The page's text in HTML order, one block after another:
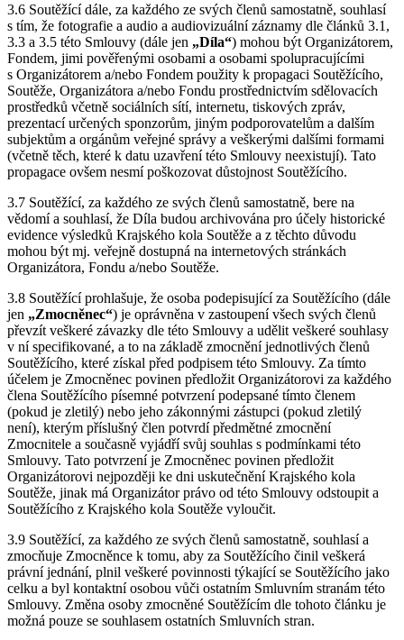
3.6 Soutěžící dále, za každého ze svých členů samostatně, souhlasí
s tím, že fotografie a audio a audiovizuální záznamy dle článků 3.1,
3.3 a 3.5 této Smlouvy (dále jen „Díla“) mohou být Organizátorem,
Fondem, jimi pověřenými osobami a osobami spolupracujícími
s Organizátorem a/nebo Fondem použity k propagaci Soutěžícího,
Soutěže, Organizátora a/nebo Fondu prostřednictvím sdělovacích
prostředků včetně sociálních sítí, internetu, tiskových zpráv,
prezentací určených sponzorům, jiným podporovatelům a dalším
subjektům a orgánům veřejné správy a veškerými dalšími formami
(včetně těch, které k datu uzavření této Smlouvy neexistují). Tato
propagace ovšem nesmí poškozovat důstojnost Soutěžícího.
3.7 Soutěžící, za každého ze svých členů samostatně, bere na
vědomí a souhlasí, že Díla budou archivována pro účely historické
evidence výsledků Krajského kola Soutěže a z těchto důvodu
mohou být mj. veřejně dostupná na internetových stránkách
Organizátora, Fondu a/nebo Soutěže.
3.8 Soutěžící prohlašuje, že osoba podepisující za Soutěžícího (dále
jen „Zmocněnec“) je oprávněna v zastoupení všech svých členů
převzít veškeré závazky dle této Smlouvy a udělit veškeré souhlasy
v ní specifikované, a to na základě zmocnění jednotlivých členů
Soutěžícího, které získal před podpisem této Smlouvy. Za tímto
účelem je Zmocněnec povinen předložit Organizátorovi za každého
člena Soutěžícího písemné potvrzení podepsané tímto členem
(pokud je zletilý) nebo jeho zákonnými zástupci (pokud zletilý
není), kterým příslušný člen potvrdí předmětné zmocnění
Zmocnitele a současně vyjádří svůj souhlas s podmínkami této
Smlouvy. Tato potvrzení je Zmocněnec povinen předložit
Organizátorovi nejpozději ke dni uskutečnění Krajského kola
Soutěže, jinak má Organizátor právo od této Smlouvy odstoupit a
Soutěžícího z Krajského kola Soutěže vyloučit.
3.9 Soutěžící, za každého ze svých členů samostatně, souhlasí a
zmocňuje Zmocněnce k tomu, aby za Soutěžícího činil veškerá
právní jednání, plnil veškeré povinnosti týkající se Soutěžícího jako
celku a byl kontaktní osobou vůči ostatním Smluvním stranám této
Smlouvy. Změna osoby zmocněné Soutěžícím dle tohoto článku je
možná pouze se souhlasem ostatních Smluvních stran.